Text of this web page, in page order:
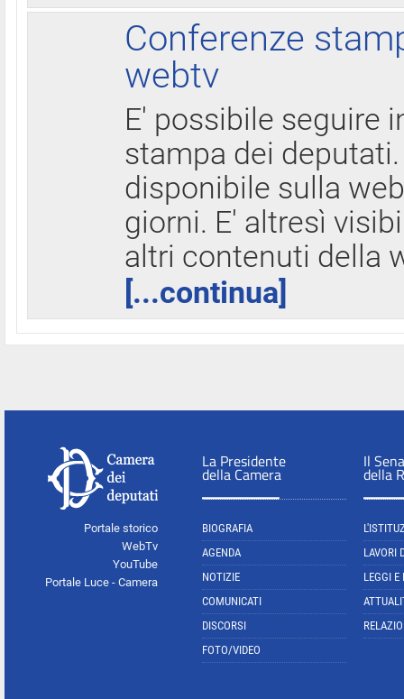
Conferenze
webtv
E' possibile seguire
stampa dei
disponibile sulla
giorni. E' altresì
altri contenuti della
[...continua]
Portale storico
WebTv
YouTube
Portale Luce - Camera
La Presidente
della Camera
BIOGRAFIA
AGENDA
NOTIZIE
COMUNICATI
DISCORSI
FOTO/VIDEO
Il
della
LAVORI
LEGGI E